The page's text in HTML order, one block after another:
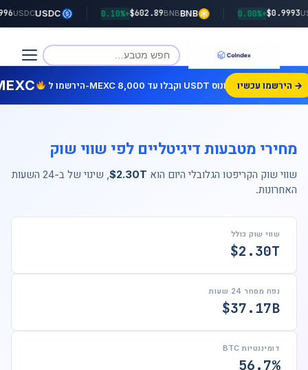
+0.00%
BNB
BNB
$602.89
+0.10%
USDC
USDC
$0.9996
+0.00%
הירשמו עכשיו →
מחירי מטבעות דיגיטליים לפי שווי שוק
שווי שוק הקריפטו הגלובלי היום הוא $2.30T, שינוי של
ב-24 השעות
האחרונות.
שווי שוק כולל
$2.30T
נפח מסחר 24 שעות
$37.17B
דומיננטיות BTC
56.7%